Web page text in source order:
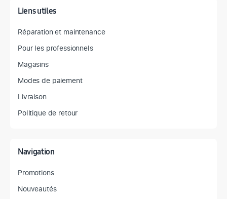
Liens utiles
Réparation et maintenance
Pour les professionnels
Magasins
Modes de paiement
Livraison
Politique de retour
Navigation
Promotions
Nouveautés